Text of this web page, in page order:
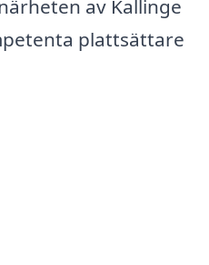
av Kallinge
plattsättare